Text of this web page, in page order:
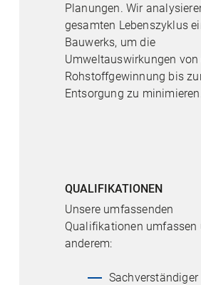
Planungen. Wir
gesamten Lebenszyklus
Bauwerks, um die
Umweltauswirkungen von
Rohstoffgewinnung bis
Entsorgung zu minimieren.
QUALIFIKATIONEN
Unsere umfassenden
Qualifikationen umfassen
anderem:
Sachverständiger